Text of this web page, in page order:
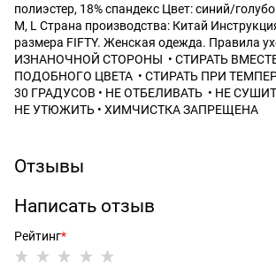
полиэстер, 18% спандекс Цвет: синий/
M, L Страна производства: Китай
размера FIFTY. Женская одежда. Правила
ИЗНАНОЧНОЙ СТОРОНЫ • СТИРАТЬ
ПОДОБНОГО ЦВЕТА • СТИРАТЬ ПРИ
30 ГРАДУСОВ • НЕ ОТБЕЛИВАТЬ • НЕ
НЕ УТЮЖИТЬ • ХИМЧИСТКА ЗАПРЕЩЕНА
Отзывы
Написать отзыв
Рейтинг